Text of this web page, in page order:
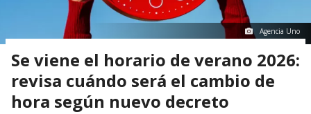
Agencia Uno
Se viene el horario de verano 2026:
revisa cuándo será el cambio de
hora según nuevo decreto